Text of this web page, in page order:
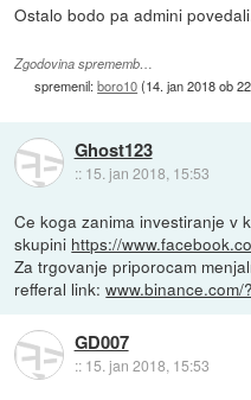
Ostalo bodo pa admini
Zgodovina sprememb…
spremenil:boro10(14. jan 2018 ob
Ghost123
:: 15. jan 2018, 15:53
Ce koga zanima investiranje v
skupini https://
Za trgovanje priporocam
refferal link:
GD007
:: 15. jan 2018, 15:53